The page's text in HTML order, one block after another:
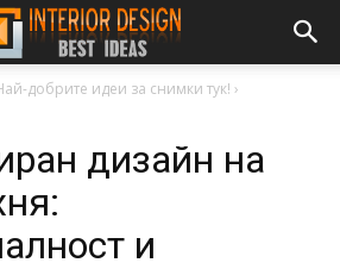
добрите идеи за снимки тук! ›
дизайн на
и